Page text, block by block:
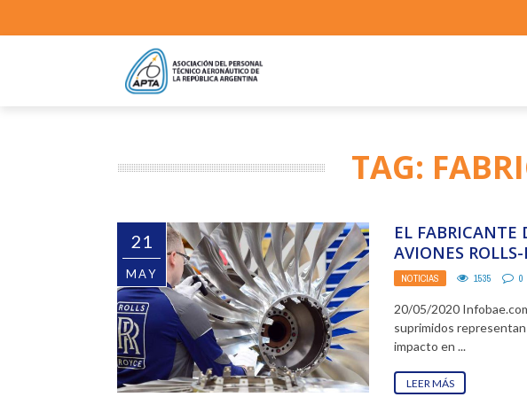
TAG:
21
MAY
EL FABRICANTE
AVIONES
EMPLEOS DE
COMERCIALES
NOTICIAS 1535 0
20/05/2020
suprimidos
impacto en ...
LEER MÁS